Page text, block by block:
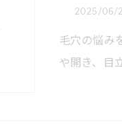
2025/06/
毛穴の悩み
や開き、目